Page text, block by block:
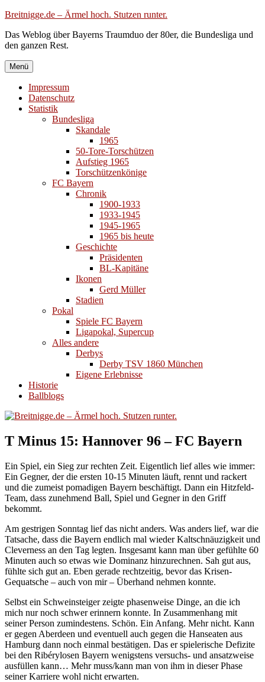
Zum
springen
Breitnigge.de – Ärmel hoch. Stutzen runter.
Das Weblog über Bayerns Traumduo der 80er, die Bundesliga und
den ganzen Rest.
Menü
Impressum
Datenschutz
Statistik
Bundesliga
Skandale
1965
50-Tore-Torschützen
Aufstieg 1965
Torschützenkönige
FC Bayern
Chronik
1900-1933
1933-1945
1945-1965
1965 bis heute
Geschichte
Präsidenten
BL-Kapitäne
Ikonen
Gerd Müller
Stadien
Pokal
Spiele FC Bayern
Ligapokal, Supercup
Alles andere
Derbys
Derby TSV 1860 München
Eigene Erlebnisse
Historie
Ballblogs
T Minus 15: Hannover 96 – FC Bayern
Ein Spiel, ein Sieg zur rechten Zeit. Eigentlich lief alles wie immer:
Ein Gegner, der die ersten 10-15 Minuten läuft, rennt und rackert
und die zumeist pomadigen Bayern beschäftigt. Dann ein Hitzfeld-
Team, dass zunehmend Ball, Spiel und Gegner in den Griff
bekommt.
Am gestrigen Sonntag lief das nicht anders. Was anders lief, war die
Tatsache, dass die Bayern endlich mal wieder Kaltschnäuzigkeit und
Cleverness an den Tag legten. Insgesamt kann man über gefühlte 60
Minuten auch so etwas wie Dominanz hinzurechnen. Sah gut aus,
fühlte sich gut an. Eben gerade rechtzeitig, bevor das Krisen-
Gequatsche – auch von mir – Überhand nehmen konnte.
Selbst ein Schweinsteiger zeigte phasenweise Dinge, an die ich
mich nur noch schwer erinnern konnte. In Zusammenhang mit
seiner Person zumindestens. Schön. Ein Anfang. Mehr nicht. Kann
er gegen Aberdeen und eventuell auch gegen die Hanseaten aus
Hamburg dann noch einmal bestätigen. Das er spielerische Defizite
bei den Ribérylosen Bayern wenigstens versuchs- und ansatzweise
ausfüllen kann… Mehr muss/kann man von ihm in dieser Phase
seiner Karriere wohl nicht erwarten.